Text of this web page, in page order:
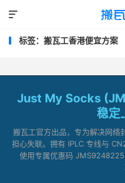

标签：搬瓦工香港便宜方案
Just My Socks
稳定
搬瓦工官方出品，专为解决网络
担心失联。拥有 IPLC 专线与
使用专属优惠码